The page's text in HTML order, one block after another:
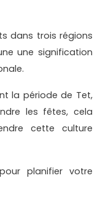
dans trois régions
une signification
la période de Tet,
les fêtes, cela
cette culture
planifier votre